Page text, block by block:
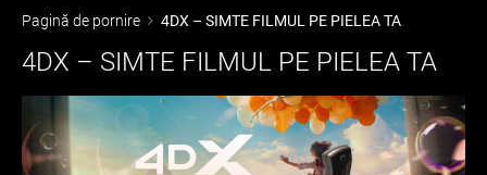
Pagină de pornire 4DX – SIMTE FILMUL PE PIELEA TA
4DX – SIMTE FILMUL PE PIELEA TA